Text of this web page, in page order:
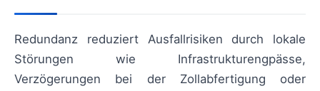
Redundanz reduziert Ausfallrisiken durch lokale
Störungen wie Infrastrukturengpässe,
Verzögerungen bei der Zollabfertigung oder